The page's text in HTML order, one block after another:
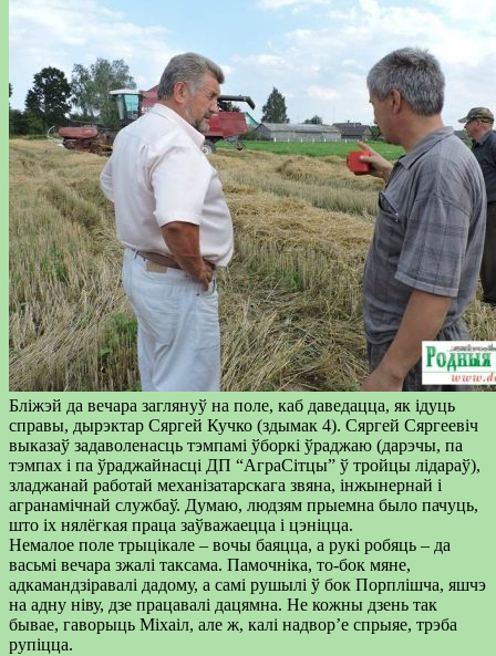
Бліжэй да вечара заглянуў на поле, каб даведацца, як ідуць
справы, дырэктар Сяргей Кучко (здымак 4). Сяргей Сяргеевіч
выказаў задаволенасць тэмпамі ўборкі ўраджаю (дарэчы, па
тэмпах і па ўраджайнасці ДП “АграСітцы” ў тройцы лідараў),
зладжанай работай механізатарскага звяна, інжынернай і
агранамічнай службаў. Думаю, людзям прыемна было пачуць,
што іх нялёгкая праца заўважаецца і цэніцца.
Немалое поле трыцікале – вочы баяцца, а рукі робяць – да
васьмі вечара зжалі таксама. Памочніка, то-бок мяне,
адкамандзіравалі дадому, а самі рушылі ў бок Порплішча, яшчэ
на адну ніву, дзе працавалі дацямна. Не кожны дзень так
бывае, гаворыць Міхаіл, але ж, калі надвор’е спрыяе, трэба
рупіцца.